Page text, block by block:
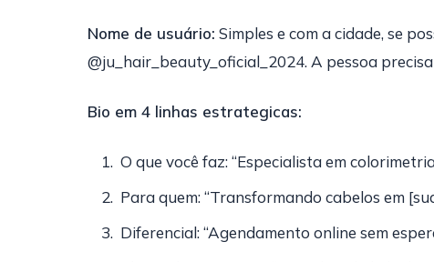
Nome de usuário: Simples e com a cidade, se
@ju_hair_beauty_oficial_2024. A pessoa
Bio em 4 linhas estrategicas:
O que você faz: “Especialista em
Para quem: “Transformando cabelos em
Diferencial: “Agendamento online sem